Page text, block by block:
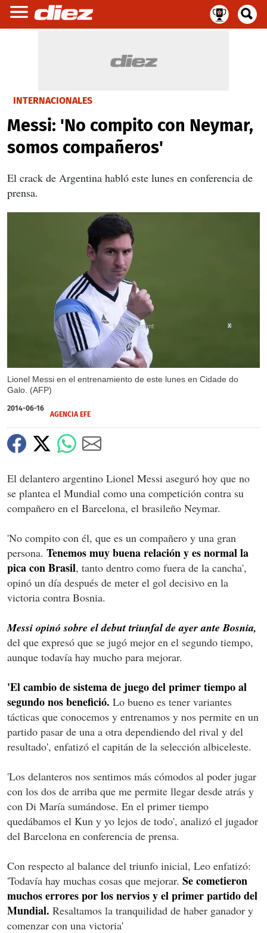
INTERNACIONALES
Messi: 'No compito con Neymar,
somos compañeros'
El crack de Argentina habló este lunes en conferencia de
prensa.
Lionel Messi en el entrenamiento de este lunes en Cidade do
Galo. (AFP)
X
2014-06-16
AGENCIA EFE
El delantero argentino Lionel Messi aseguró hoy que no
se plantea el Mundial como una competición contra su
compañero en el Barcelona, el brasileño Neymar.
'No compito con él, que es un compañero y una gran
persona. Tenemos muy buena relación y es normal la
pica con Brasil, tanto dentro como fuera de la cancha',
opinó un día después de meter el gol decisivo en la
victoria contra Bosnia.
Messi opinó sobre el debut triunfal de ayer ante Bosnia,
del que expresó que se jugó mejor en el segundo tiempo,
aunque todavía hay mucho para mejorar.
'El cambio de sistema de juego del primer tiempo al
segundo nos benefició. Lo bueno es tener variantes
tácticas que conocemos y entrenamos y nos permite en un
partido pasar de una a otra dependiendo del rival y del
resultado', enfatizó el capitán de la selección albiceleste.
'Los delanteros nos sentimos más cómodos al poder jugar
con los dos de arriba que me permite llegar desde atrás y
con Di María sumándose. En el primer tiempo
quedábamos el Kun y yo lejos de todo', analizó el jugador
del Barcelona en conferencia de prensa.
Con respecto al balance del triunfo inicial, Leo enfatizó:
'Todavía hay muchas cosas que mejorar. Se cometieron
muchos errores por los nervios y el primer partido del
Mundial. Resaltamos la tranquilidad de haber ganador y
comenzar con una victoria'